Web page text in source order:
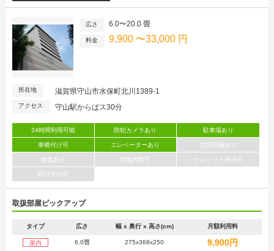
広さ 6.0〜20.0 畳
料金 9,900 〜33,000 円
所在地 滋賀県守山市水保町北川1389-1
アクセス 守山駅からばス30分
24時間利用可能 防犯カメラあり 駐車場あり
車横付け可 エレベーターあり 空調設備あり
換気あり 現地内覧可 クレジット決済可
即日予約可
取扱部屋ピックアップ
タイプ 広さ 幅 x 奥行 x 高さ(cm) 月額利用料
屋内 6.0畳 275x368x250 9,900円